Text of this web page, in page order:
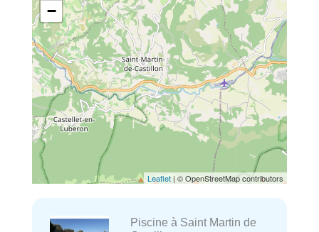
−
Leaflet | © OpenStreetMap contributors
Piscine à Saint Martin de